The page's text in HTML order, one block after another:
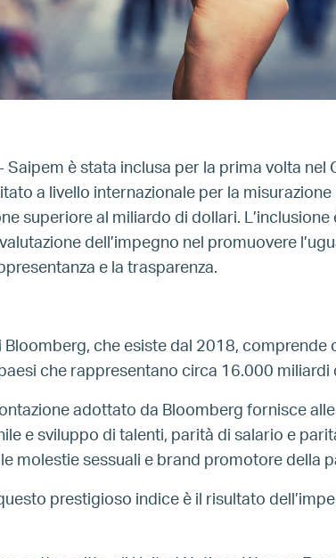
è stata inclusa per la prima volta nel
a livello internazionale per la
superiore al miliardo di dollari.
dell’impegno nel promuovere
e la trasparenza.
Bloomberg, che esiste dal 2018,
che rappresentano circa 16.000
adottato da Bloomberg fornisce
e sviluppo di talenti, parità di salario e
molestie sessuali e brand promotore della
prestigioso indice è il risultato